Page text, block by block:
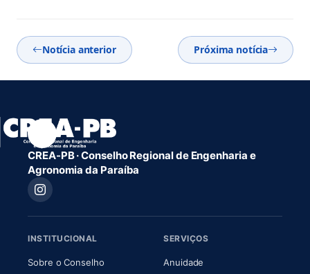
Notícia anterior Próxima notícia
CREA-PB · Conselho Regional de Engenharia e
Agronomia da Paraíba
INSTITUCIONAL
Sobre o Conselho(abre em nova aba)
SERVIÇOS
Anuidade